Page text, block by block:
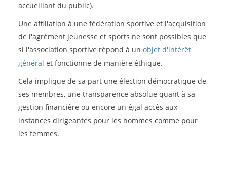
accueillant du public).
Une affiliation à une fédération sportive et l'acquisition
de l'agrément jeunesse et sports ne sont possibles que
si l'association sportive répond à un objet d'intérêt
général et fonctionne de manière éthique.
Cela implique de sa part une élection démocratique de
ses membres, une transparence absolue quant à sa
gestion financière ou encore un égal accès aux
instances dirigeantes pour les hommes comme pour
les femmes.